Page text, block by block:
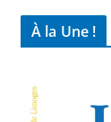
À la Une !